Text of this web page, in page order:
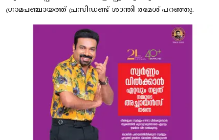
ഗ്രാമപഞ്ചായത്ത് പ്രസിഡണ്ട് ശാന്തി രമേശ് പറഞ്ഞു.